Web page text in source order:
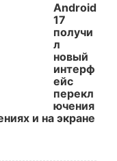
Android
17
получи
л
новый
интерф
ейс
перекл
ючения
и на экране